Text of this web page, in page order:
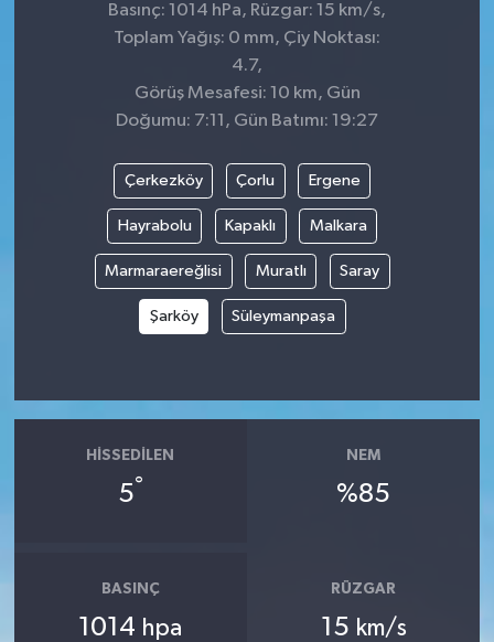
Basınç: 1014 hPa, Rüzgar: 15 km/s,
Toplam Yağış: 0 mm, Çiy Noktası:
4.7,
Görüş Mesafesi: 10 km, Gün
Doğumu: 7:11, Gün Batımı: 19:27
Çerkezköy Çorlu Ergene
Hayrabolu Kapaklı Malkara
Marmaraereğlisi Muratlı Saray
Şarköy Süleymanpaşa
HISSEDILEN
5°
NEM
%85
BASINÇ
1014 hpa
RÜZGAR
15 km/s